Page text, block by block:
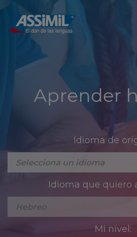
Aprender
Idioma de
Idioma que quiero
Mi nivel: